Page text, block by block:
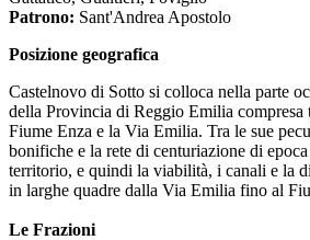
Patrono: Sant'Andrea Apostolo
Posizione geografica
Castelnovo di Sotto si colloca nella parte
della Provincia di Reggio Emilia
Fiume Enza e la Via Emilia. Tra le sue
bonifiche e la rete di centuriazione di
territorio, e quindi la viabilità, i canali e la
in larghe quadre dalla Via Emilia fino al
Le Frazioni